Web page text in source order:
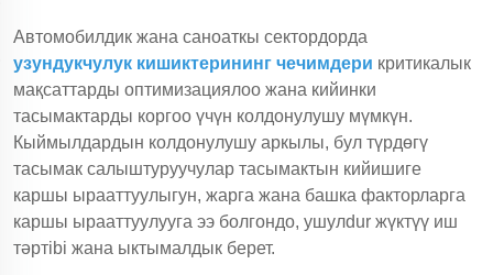
Автомобилдик жана саноаткы сектордорда
узундукчулук кишиктерининг чечимдери критикалык
мақсаттарды оптимизациялоо жана кийинки
тасымактарды коргоо үчүн колдонулушу мүмкүн.
Кыймылдардын колдонулушу аркылы, бул түрдөгү
тасымак салыштуруучулар тасымактын кийишиге
каршы ырааттуулыгун, жарга жана башка факторларга
каршы ырааттуулууга ээ болгондо, ушулdur жүктүү иш
тәртibi жана ыктымалдык берет.